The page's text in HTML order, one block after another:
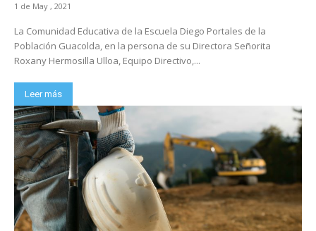
1 de May , 2021
La Comunidad Educativa de la Escuela Diego Portales de la
Población Guacolda, en la persona de su Directora Señorita
Roxany Hermosilla Ulloa, Equipo Directivo,...
Leer más